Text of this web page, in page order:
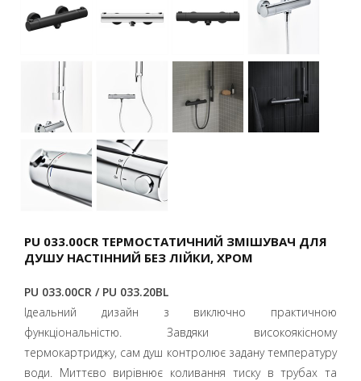
PU 033.00CR ТЕРМОСТАТИЧНИЙ ЗМІШУВАЧ ДЛЯ
ДУШУ НАСТІННИЙ БЕЗ ЛІЙКИ, ХРОМ
PU 033.00CR / PU 033.20BL
Ідеальний дизайн з виключно практичною
функціональністю. Завдяки високоякісному
термокартриджу, сам душ контролює задану температуру
води. Миттєво вирівнює коливання тиску в трубах та